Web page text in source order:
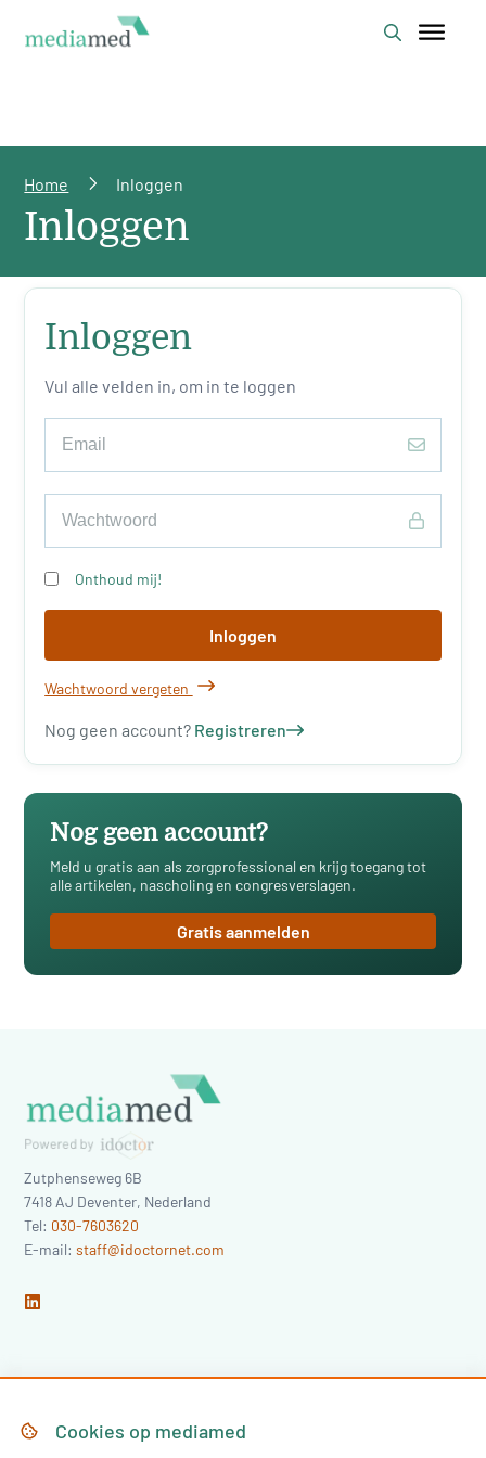
Home Inloggen
Inloggen
Inloggen
Vul alle velden in, om in te loggen
Onthoud mij!
Inloggen
Wachtwoord vergeten
Nog geen account? Registreren
Nog geen account?
Meld u gratis aan als zorgprofessional en krijg toegang tot
alle artikelen, nascholing en congresverslagen.
Gratis aanmelden
Zutphenseweg 6B
7418 AJ Deventer, Nederland
Tel: 030-7603620
E-mail:staff@idoctornet.com
HomeCookies op mediamed